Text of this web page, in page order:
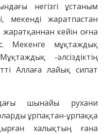
негізгі ұстаным
мекенді жаратпастан
кейін оғна
Мекенге мұқтаждық
-әлсіздіктің
Аллаға лайық сипат
шынайы рухани
ұрпақтан-ұрпаққа
халықтың ғана